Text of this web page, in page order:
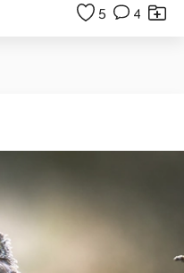
5 4